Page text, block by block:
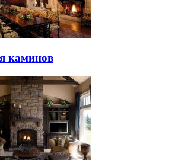
каминов